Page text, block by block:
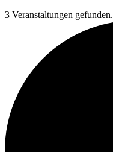
3 Veranstaltungen gefunden.